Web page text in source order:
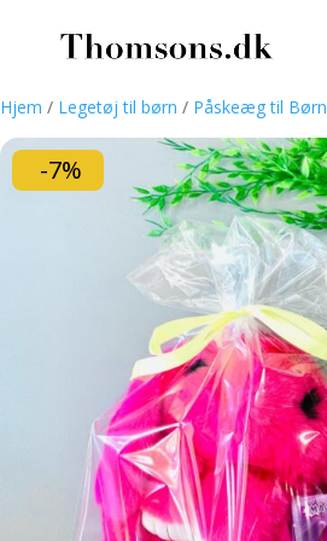
Hjem / Legetøj til børn / Påskeæg til Børn
-7%